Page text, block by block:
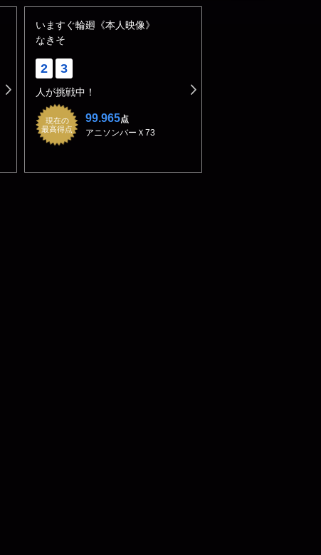
いますぐ輪廻《本人映像》
なきそ
2 3
人が挑戦中！
現在の
最高得点
99.965点
アニソンバーＸ73